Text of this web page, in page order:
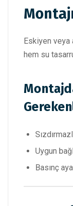
Eskiyen veya
hem su
Uygun
Basınç